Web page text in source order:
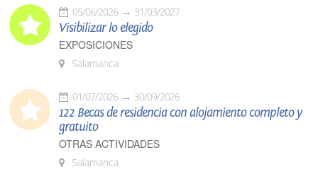
05/06/2026 31/03/2027
Visibilizar lo elegido
EXPOSICIONES
Salamanca
01/07/2026 30/09/2026
122 Becas de residencia con alojamiento completo y
gratuito
OTRAS ACTIVIDADES
Salamanca